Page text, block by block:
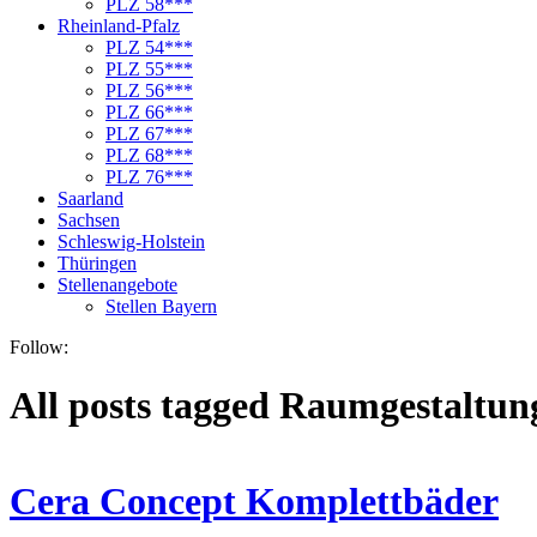
Rheinland-Pfalz
PLZ 54***
PLZ 55***
PLZ 56***
PLZ 66***
PLZ 67***
PLZ 68***
PLZ 76***
Saarland
Sachsen
Schleswig-Holstein
Thüringen
Stellenangebote
Stellen Bayern
Follow:
All posts tagged
Cera Concept Komplettbäder